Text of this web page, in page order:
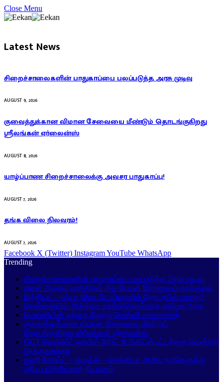
Close Menu
Latest News
சிறைச்சாலைகளின் பாதுகாப்பை பலப்படுத்த அரசு முடிவு
AUGUST 9, 2026
குவைத்துக்கான விமான சேவையை மீண்டும் தொடங்குகிறது
ஸ்ரீலங்கன் ஏர்லைன்ஸ்
AUGUST 8, 2026
யாழ்ப்பாண சிறைச்சாலைக்கு அவசர பாதுகாப்பு!
AUGUST 7, 2026
தங்க விலை நிலவரம்!
AUGUST 7, 2026
Facebook X (Twitter) InstagramYouTube WhatsApp
Trending
சிறைச்சாலைகளின் பாதுகாப்பை பலப்படுத்த அரசு முடிவு
ஈரான் ஆதரவு ஹூதிகள் மீது யேமன் இராணுவம் தாக்குதல்
இந்தியா – ரஷ்யா இடையே விரைவில் நேரடி ரயில் பாதை?
சென்னையில் அமித்ஷா கண்டுகொள்ளாத தமிழக அரசு
மெஸ்ஸியின் தந்தை ஜோர்ஜ் மெஸ்ஸி காலமானார்
குவைத்துக்கான விமான சேவையை மீண்டும்
தொடங்குகிறது ஸ்ரீலங்கன் ஏர்லைன்ஸ்
GCT செயிண்ட் லூயிஸ் ரேபிட் & பிளிட்ஸ் பட்டத்தை வென்றார்
பிரக்ஞானந்தா
ஐவரி கோஸ்ட் – துருக்கி – செக்கியா ஆகிய நாடுகளுக்கு
புதிய பயிற்சியாளர் நியமனம்